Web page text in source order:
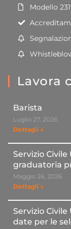
Modello 231
Lavora
Barista
Luglio 27, 2026
Dettagli »
Servizio
graduatoria
Maggio 26, 2026
Dettagli »
Servizio
date per le